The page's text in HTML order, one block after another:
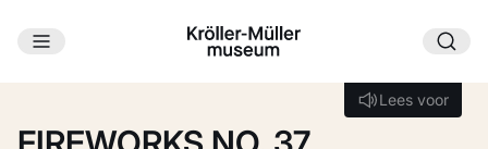
Ga naar hoofdinhoud
Lees voor
Lees voor